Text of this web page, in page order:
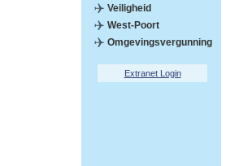
Veiligheid
West-Poort
Omgevingsvergunning
Extranet Login